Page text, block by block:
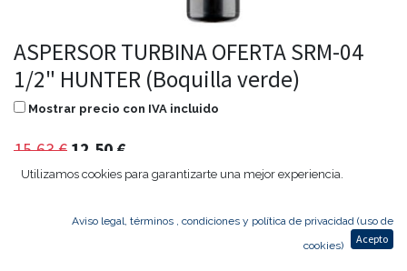
ASPERSOR TURBINA OFERTA SRM-04
1/2" HUNTER (Boquilla verde)
Mostrar precio con IVA incluido
15,63€ 12,50 €
Agregar al carrito
Utilizamos cookies para garantizarte una mejor experiencia.
Aviso legal, términos , condiciones y política de privacidad (uso de
cookies)
Acepto